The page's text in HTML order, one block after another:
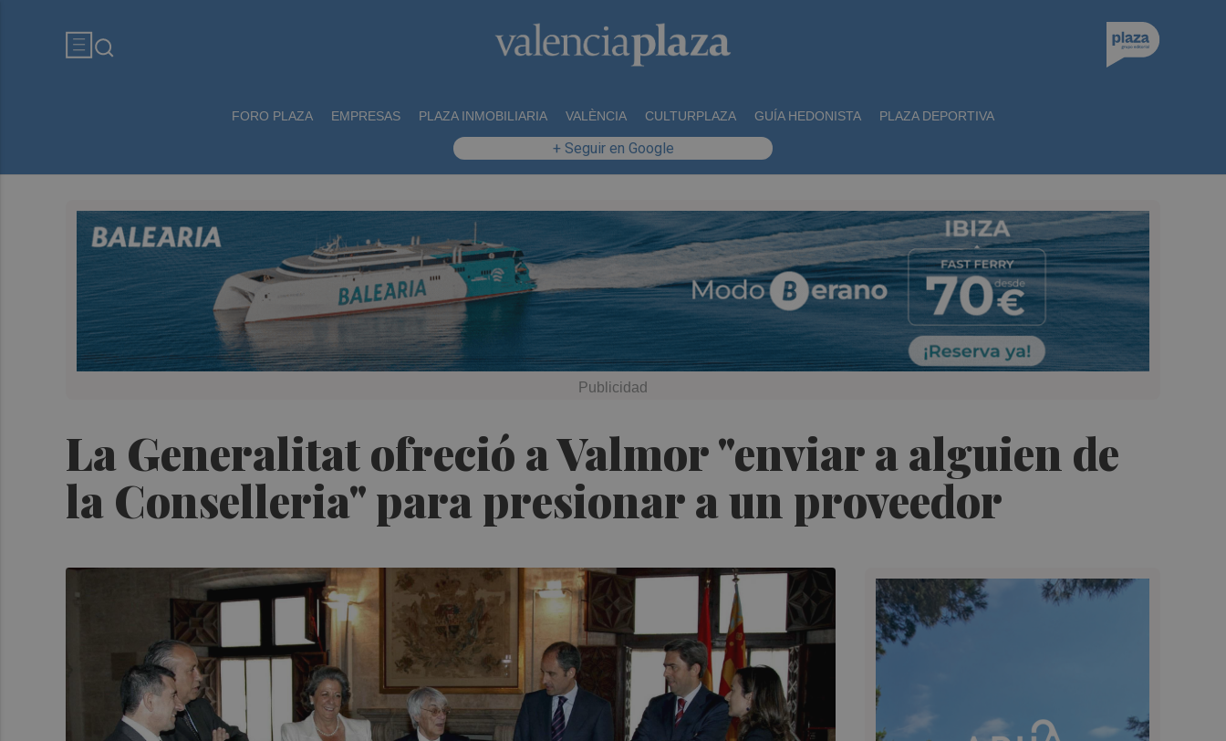
FORO PLAZA EMPRESAS PLAZA INMOBILIARIA VALÈNCIA CULTURPLAZA GUÍA HEDONISTA PLAZA DEPORTIVA
+ Seguir en Google
La Generalitat ofreció a Valmor "enviar a alguien de
la Conselleria" para presionar a un proveedor